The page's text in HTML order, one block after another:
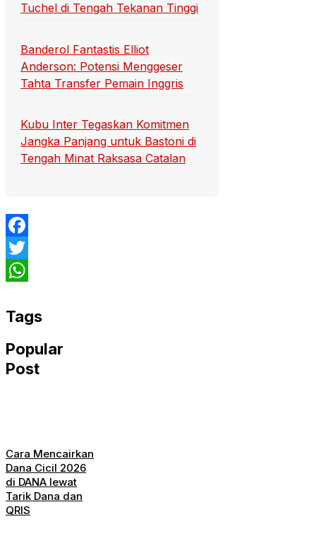
Tuchel di Tengah Tekanan Tinggi
Banderol Fantastis Elliot
Anderson: Potensi Menggeser
Tahta Transfer Pemain Inggris
Kubu Inter Tegaskan Komitmen
Jangka Panjang untuk Bastoni di
Tengah Minat Raksasa Catalan
Facebook
Twitter
Tags
Popular
Post
Cara Mencairkan
Dana Cicil 2026
di DANA lewat
Tarik Dana dan
QRIS